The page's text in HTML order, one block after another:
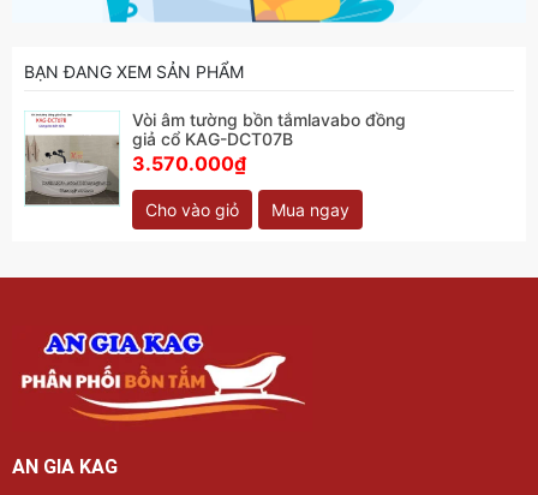
BẠN ĐANG XEM SẢN PHẨM
Vòi âm tường bồn tắmlavabo đồng
giả cổ KAG-DCT07B
3.570.000₫
Cho vào giỏ Mua ngay
AN GIA KAG